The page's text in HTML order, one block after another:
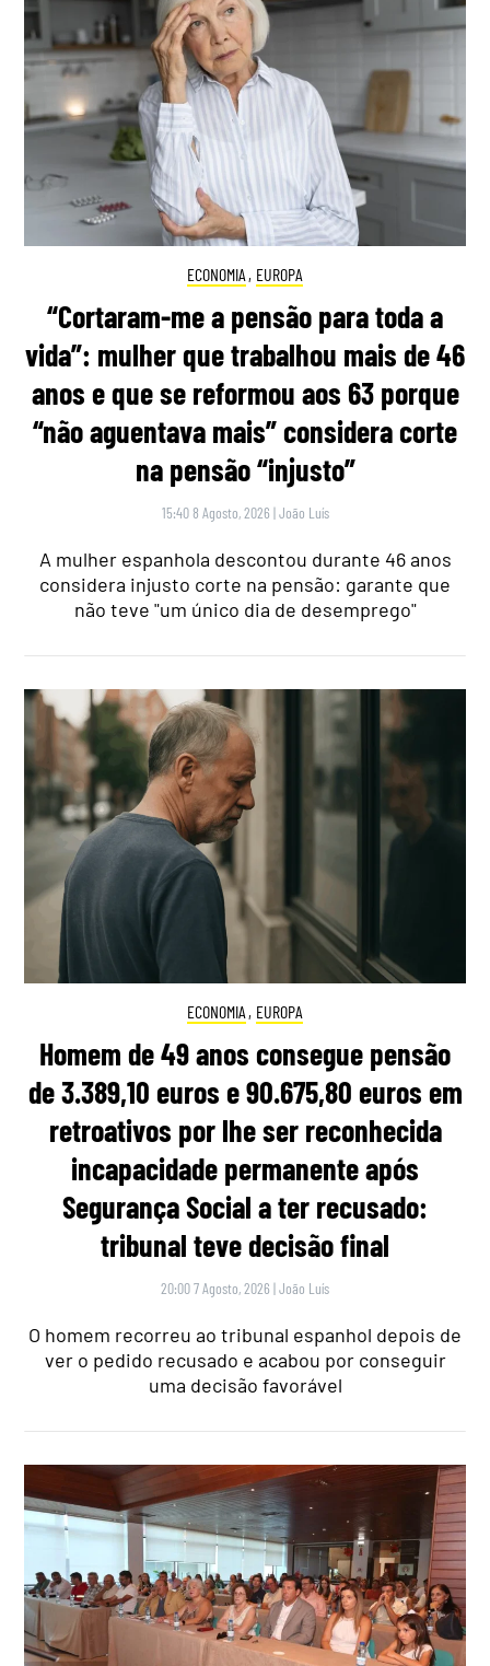
ECONOMIA , EUROPA
“Cortaram-me a pensão para toda a
vida”: mulher que trabalhou mais de 46
anos e que se reformou aos 63 porque
“não aguentava mais” considera corte
na pensão “injusto”
15:40 8 Agosto, 2026 |João Luís
A mulher espanhola descontou durante 46 anos
considera injusto corte na pensão: garante que
não teve "um único dia de desemprego"
ECONOMIA , EUROPA
Homem de 49 anos consegue pensão
de 3.389,10 euros e 90.675,80 euros em
retroativos por lhe ser reconhecida
incapacidade permanente após
Segurança Social a ter recusado:
tribunal teve decisão final
20:00 7 Agosto, 2026 |João Luís
O homem recorreu ao tribunal espanhol depois de
ver o pedido recusado e acabou por conseguir
uma decisão favorável